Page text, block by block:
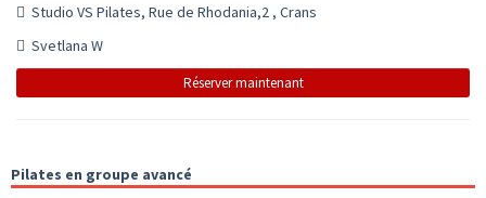
Studio VS Pilates, Rue de Rhodania,2 , Crans
Svetlana W
Réserver maintenant
Pilates en groupe avancé